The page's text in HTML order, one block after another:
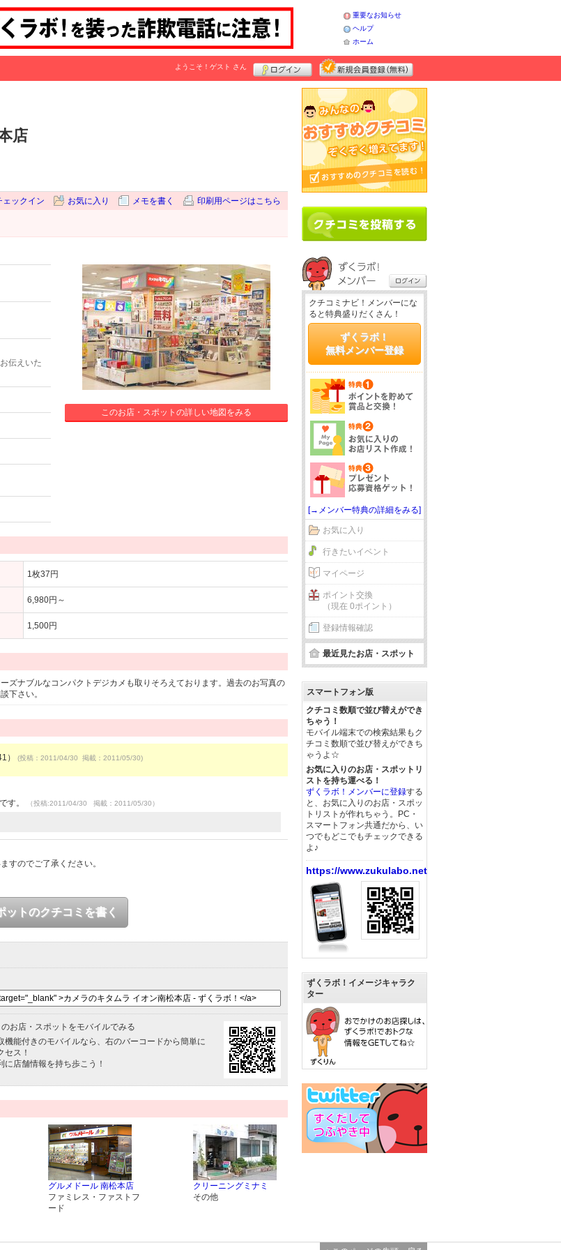
重要なお知らせ
ヘルプ
ホーム
ようこそ！ ゲスト さん
店
ェックイン お気に入り メモを書く 印刷用ページはこちら
伝えいた
このお店・スポットの詳しい地図をみる
1枚37円
6,980円～
1,500円
ズナブルなコンパクトデジカメも取りそろえております。過去のお写真の
下さい。
） (投稿：2011/04/30 掲載：2011/05/30)
す。
（投稿:2011/04/30 掲載：2011/05/30）
すのでご了承ください。
ットのクチコミを書く
のお店・スポットをモバイルでみる
機能付きのモバイルなら、右のバーコードから簡単に
セス！
に店舗情報を持ち歩こう！
グルメドール 南松本店
ファミレス・ファストフ
ード
クリーニングミナミ
その他
クチコミナビ！メンバーにな
ると特典盛りだくさん！
ずくラボ！
無料メンバー登録
[→メンバー特典の詳細をみる]
お気に入り
行きたいイベント
マイページ
ポイント交換
（現在 0ポイント）
登録情報確認
最近見たお店・スポット
スマートフォン版
クチコミ数順で並び替えができ
ちゃう！
モバイル端末での検索結果もク
チコミ数順で並び替えができち
ゃうよ☆
お気に入りのお店・スポットリ
ストを持ち運べる！
ずくラボ！メンバーに登録する
と、お気に入りのお店・スポッ
トリストが作れちゃう。PC・
スマートフォン共通だから、い
つでもどこでもチェックできる
よ♪
https://www.zukulabo.net/
ずくラボ！イメージキャラク
ター